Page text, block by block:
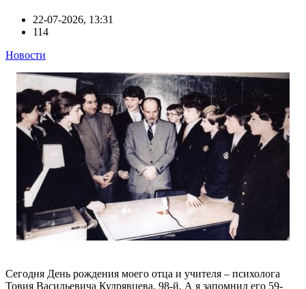
22-07-2026, 13:31
114
Новости
Сегодня День рождения моего отца и учителя – психолога
Товия Васильевича Кудрявцева. 98-й. А я запомнил его 59-